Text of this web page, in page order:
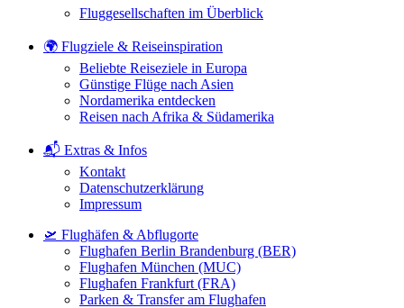
Fluggesellschaften im Überblick
🌍 Flugziele & Reiseinspiration
Beliebte Reiseziele in Europa
Günstige Flüge nach Asien
Nordamerika entdecken
Reisen nach Afrika & Südamerika
📬 Extras & Infos
Kontakt
Datenschutzerklärung
Impressum
🛫 Flughäfen & Abflugorte
Flughafen Berlin Brandenburg (BER)
Flughafen München (MUC)
Flughafen Frankfurt (FRA)
Parken & Transfer am Flughafen